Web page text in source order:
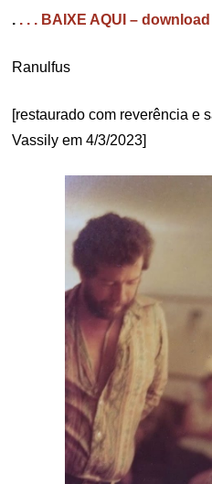
. . . . BAIXE AQUI –
Ranulfus
[restaurado com reverência e
Vassily em 4/3/2023]